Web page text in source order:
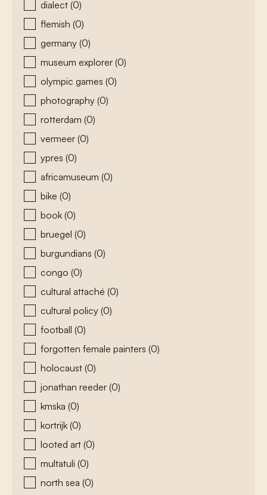
dialect (0)
flemish (0)
germany (0)
museum explorer (0)
olympic games (0)
photography (0)
rotterdam (0)
vermeer (0)
ypres (0)
africamuseum (0)
bike (0)
book (0)
bruegel (0)
burgundians (0)
congo (0)
cultural attaché (0)
cultural policy (0)
football (0)
forgotten female painters (0)
holocaust (0)
jonathan reeder (0)
kmska (0)
kortrijk (0)
looted art (0)
multatuli (0)
north sea (0)